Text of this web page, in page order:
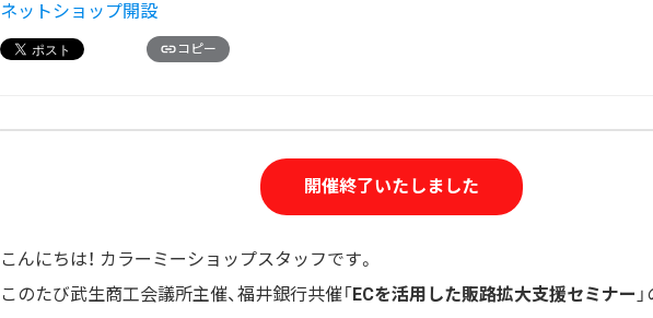
ネットショップ開設
コピー
開催終了いたしました
こんにちは！ カラーミーショップスタッフです。
このたび武生商工会議所主催、福井銀行共催「 ECを活用した販路拡大支援セミナー